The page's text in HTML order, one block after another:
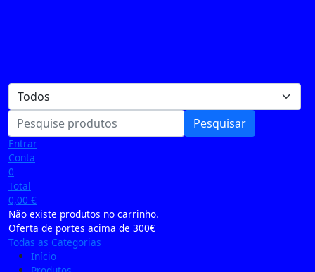
Pesquisar
Entrar
Conta
0
Total
0,00 €
Não existe produtos no carrinho.
Oferta de portes acima de 300€
Todas as Categorias
Início